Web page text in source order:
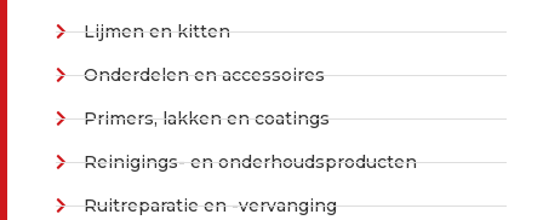
Lijmen en kitten
Onderdelen en accessoires
Primers, lakken en coatings
Reinigings- en onderhoudsproducten
Ruitreparatie en -vervanging